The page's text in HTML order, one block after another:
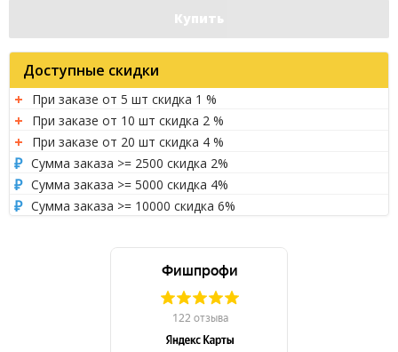
Купить
Доступные скидки
При заказе от 5 шт скидка 1 %
При заказе от 10 шт скидка 2 %
При заказе от 20 шт скидка 4 %
Сумма заказа >= 2500 скидка 2%
Сумма заказа >= 5000 скидка 4%
Сумма заказа >= 10000 скидка 6%